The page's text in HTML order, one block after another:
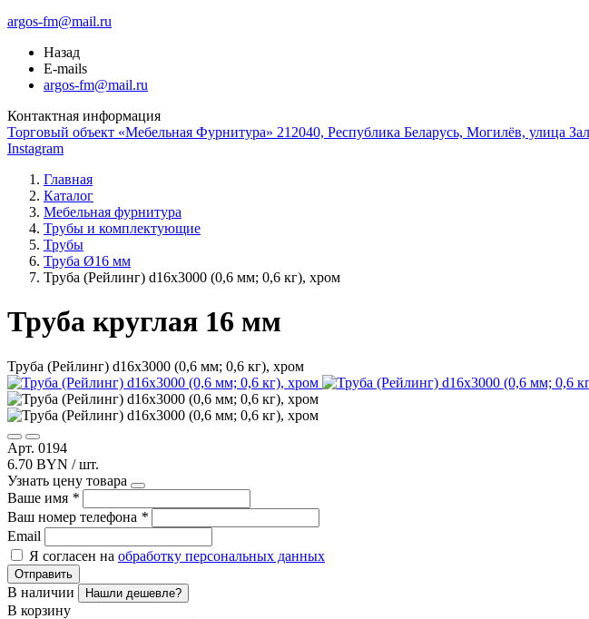
argos-fm@mail.ru
Назад
E-mails
argos-fm@mail.ru
Контактная информация
Торговый объект «Мебельная Фурнитура» 212040, Республика Беларусь, Могилёв, улица
Instagram
Главная
Каталог
Мебельная фурнитура
Трубы и комплектующие
Трубы
Труба Ø16 мм
Труба (Рейлинг) d16х3000 (0,6 мм; 0,6 кг), хром
Труба круглая 16 мм
Труба (Рейлинг) d16х3000 (0,6 мм; 0,6 кг), хром
Арт. 0194
6.70 BYN / шт.
Узнать цену товара
Ваше имя *
Ваш номер телефона *
Email
Я согласен на обработку персональных данных
Отправить
В наличии Нашли дешевле?
В корзину